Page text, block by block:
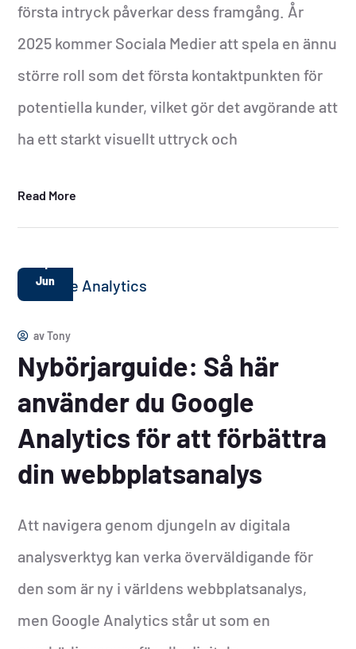
första intryck påverkar dess framgång. År
2025 kommer Sociala Medier att spela en ännu
större roll som det första kontaktpunkten för
potentiella kunder, vilket gör det avgörande att
ha ett starkt visuellt uttryck och
Read More
1
Jun
avTony
Nybörjarguide: Så här
använder du Google
Analytics för att förbättra
din webbplatsanalys
Att navigera genom djungeln av digitala
analysverktyg kan verka överväldigande för
den som är ny i världens webbplatsanalys,
men Google Analytics står ut som en